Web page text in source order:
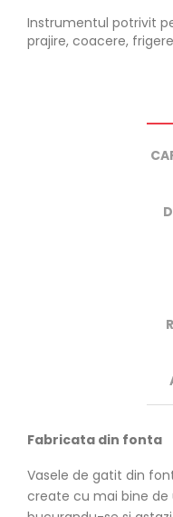
Instrumentul potrivit
prajire, coacere,
Fabricata din fonta
Vasele de gatit din
create cu mai bine de